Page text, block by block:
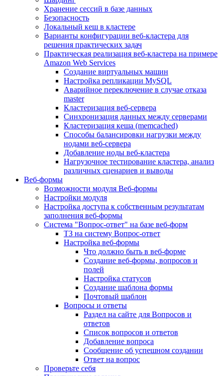
Хранение сессий в базе данных
Безопасность
Локальный кеш в кластере
Варианты конфигурации веб-кластера для
решения практических задач
Практическая реализация веб-кластера на примере
Amazon Web Services
Создание виртуальных машин
Настройка репликации MySQL
Аварийное переключение в случае отказа
master
Кластеризация веб-сервера
Синхронизация данных между серверами
Кластеризация кеша (memcached)
Способы балансировки нагрузки между
нодами веб-сервера
Добавление ноды веб-кластера
Нагрузочное тестирование кластера, анализ
различных сценариев и выводы
Веб-формы
Возможности модуля Веб-формы
Настройки модуля
Настройка доступа к собственным результатам
заполнения веб-формы
Система "Вопрос-ответ" на базе веб-форм
ТЗ на систему Вопрос-ответ
Настройка веб-формы
Что должно быть в веб-форме
Создание веб-формы, вопросов и
полей
Настройка статусов
Создание шаблона формы
Почтовый шаблон
Вопросы и ответы
Раздел на сайте для Вопросов и
ответов
Список вопросов и ответов
Добавление вопроса
Сообщение об успешном создании
Ответ на вопрос
Проверьте себя